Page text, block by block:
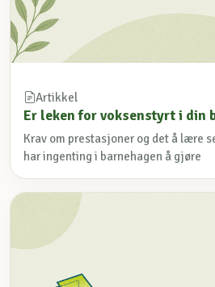
Artikkel
Er leken for voksenstyrt i din
Krav om prestasjoner og det å lære
har ingenting i barnehagen å gjøre